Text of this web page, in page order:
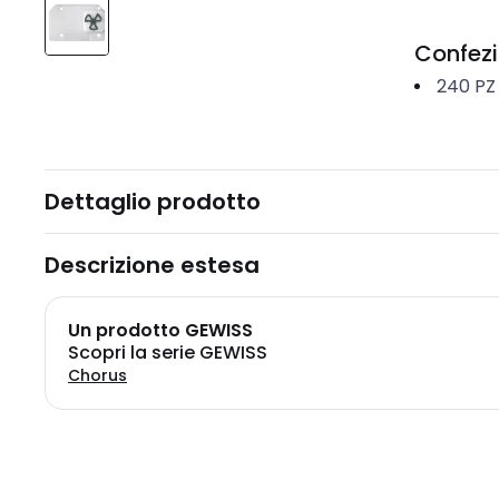
240 PZ
Dettaglio prodotto
Descrizione estesa
Un prodotto GEWISS
Scopri la serie GEWISS
Chorus